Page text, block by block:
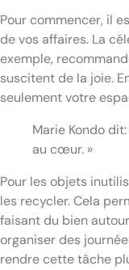
Pour commencer, il
de vos affaires. La
exemple,
suscitent de la joie.
seulement votre
Marie Kondo
au cœur. »
Pour les objets
les recycler. Cela
faisant du bien
organiser des
rendre cette tâche